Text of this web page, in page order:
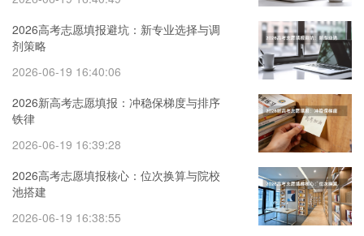
2026高考志愿填报避坑：新专业选择与调
剂策略
2026-06-19 16:40:06
2026新高考志愿填报：冲稳保梯度与排序
铁律
2026-06-19 16:39:28
2026高考志愿填报核心：位次换算与院校
池搭建
2026-06-19 16:38:55